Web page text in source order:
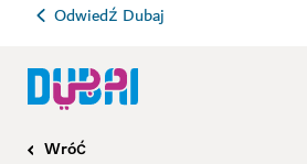
Odwiedź Dubaj
Wróć